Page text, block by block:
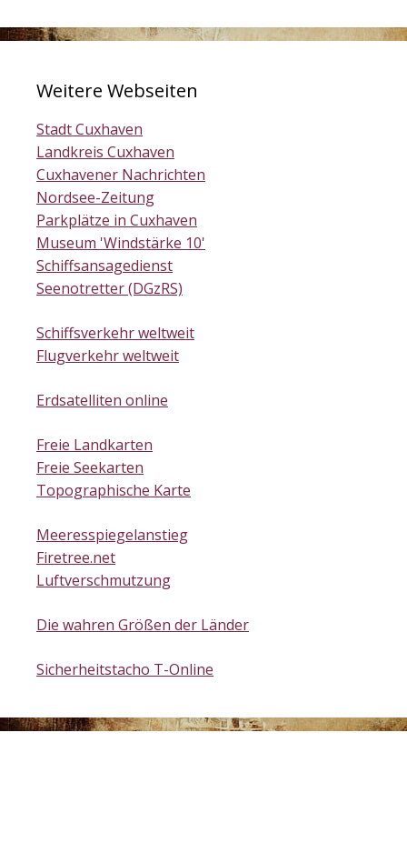
Weitere Webseiten
Stadt Cuxhaven
Landkreis Cuxhaven
Cuxhavener Nachrichten
Nordsee-Zeitung
Parkplätze in Cuxhaven
Museum 'Windstärke 10'
Schiffsansagedienst
Seenotretter (DGzRS)
Schiffsverkehr weltweit
Flugverkehr weltweit
Erdsatelliten online
Freie Landkarten
Freie Seekarten
Topographische Karte
Meeresspiegelanstieg
Firetree.net
Luftverschmutzung
Die wahren Größen der Länder
Sicherheitstacho T-Online